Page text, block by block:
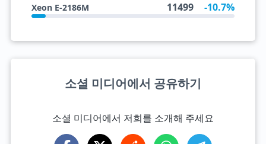
Xeon E-2186M 11499 -10.7%
소셜 미디어에서 공유하기
소셜 미디어에서 저희를 소개해 주세요